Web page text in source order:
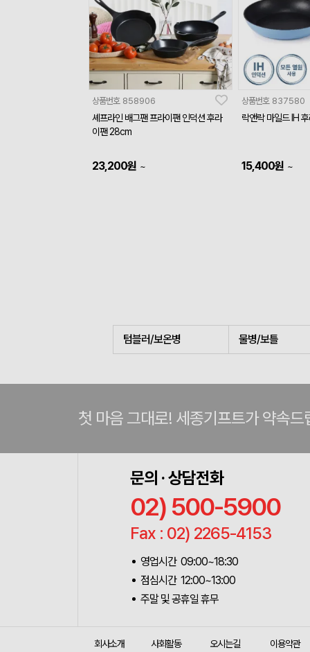
상품번호 858906
셰프라인 배그팬 프라이팬 인덕션 후라
이팬 28cm
23,200원 ~
상품번호 837580
락앤락 마일드 IH
15,400원 ~
텀블러/보온병 물병/보틀
첫 마음 그대로! 세종기프트가 약속드
문의 · 상담전화
02) 500-5900
Fax : 02) 2265-4153
영업시간 09:00~18:30
점심시간 12:00~13:00
주말 및 공휴일 휴무
회사소개 사회활동 오시는길 이용약관